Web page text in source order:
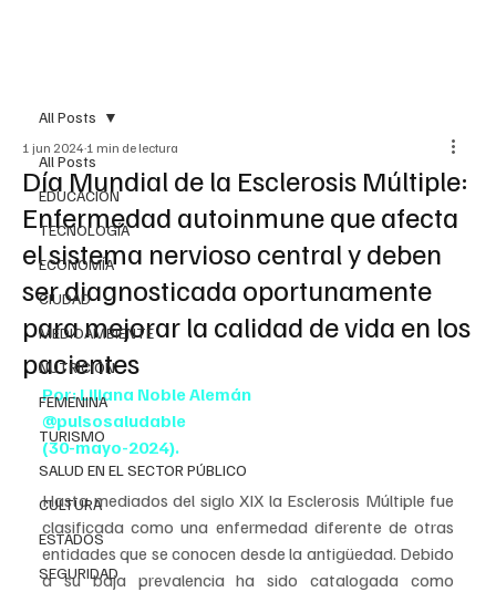
All Posts
EDUCACIÓN
TECNOLOGÍA
ECONOMÍA
CIUDAD
MEDIOAMBIENTE
NUTRICIÓN
FEMENINA
TURISMO
SALUD EN EL SECTOR PÚBLICO
CULTURA
ESTADOS
SEGURIDAD
All Posts
Día Mundial de la Esclerosis Múltiple:
Enfermedad autoinmune que afecta
el sistema nervioso central y deben
ser diagnosticada oportunamente
para mejorar la calidad de vida en los
pacientes
1 jun 2024 1 min de lectura
Por: Liliana Noble Alemán
@pulsosaludable
(30-mayo-2024).
Hasta mediados del siglo XIX la Esclerosis Múltiple fue
clasificada como una enfermedad diferente de otras
entidades que se conocen desde la antigüedad. Debido
a su baja prevalencia ha sido catalogada como